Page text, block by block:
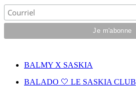
BALMY X SASKIA
BALADO 🤍 LE SASKIA CLUB